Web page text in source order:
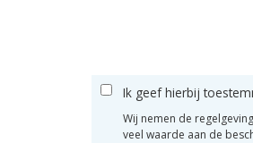
Ik geef hierbij
Wij nemen de
veel waarde aan de